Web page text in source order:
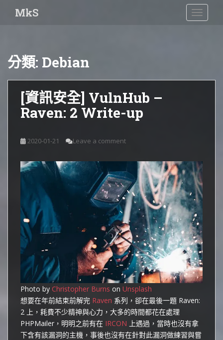
MkS
分類: Debian
[資訊安全] VulnHub –
Raven: 2 Write-up
2020-01-21 Leave a comment
Photo by Christopher Burns on Unsplash
想要在年前結束前解完 Raven 系列，卻在最後一題 Raven:
2 上，耗費不少精神與心力，大多的時間都花在處理
PHPMailer，明明之前有在 IRCON 上遇過，當時也沒有拿
下含有該漏洞的主機，事後也沒有在針對此漏洞做練習與嘗